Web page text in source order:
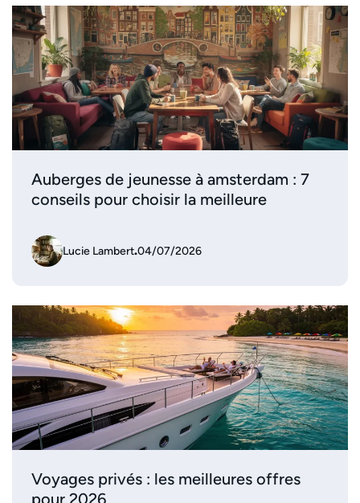
Auberges de jeunesse à amsterdam : 7
conseils pour choisir la meilleure
Lucie Lambert.04/07/2026
Voyages privés : les meilleures offres
pour 2026